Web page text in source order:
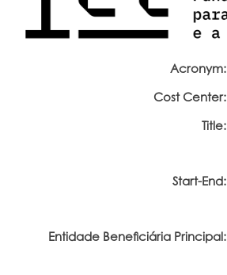
Acronym:
Cost Center:
Title:
Start-End:
Entidade Beneficiária Principal: